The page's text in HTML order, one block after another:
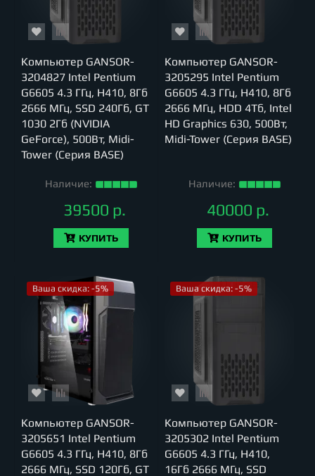
Компьютер GANSOR-
3204827 Intel Pentium
G6605 4.3 ГГц, H410, 8Гб
2666 МГц, SSD 240Гб, GT
1030 2Гб (NVIDIA
GeForce), 500Вт, Midi-
Tower (Серия BASE)
Наличие:
39500 р.
КУПИТЬ
Компьютер GANSOR-
3205295 Intel Pentium
G6605 4.3 ГГц, H410, 8Гб
2666 МГц, HDD 4Тб, Intel
HD Graphics 630, 500Вт,
Midi-Tower (Серия BASE)
Наличие:
40000 р.
КУПИТЬ
Ваша скидка: -5%
Компьютер GANSOR-
3205651 Intel Pentium
G6605 4.3 ГГц, H410, 8Гб
2666 МГц, SSD 120Гб, GT
Ваша скидка: -5%
Компьютер GANSOR-
3205302 Intel Pentium
G6605 4.3 ГГц, H410,
16Гб 2666 МГц, SSD